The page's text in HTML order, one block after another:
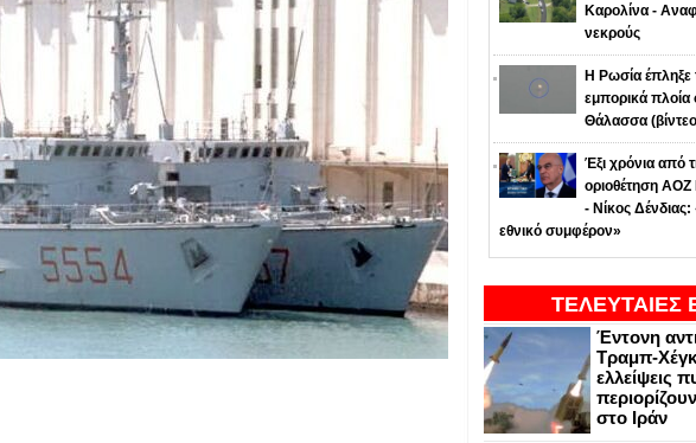
Καρολίνα -
νεκρούς
Η Ρωσία έπληξε
εμπορικά
Θάλασσα
Έξι χρόνια από
οριοθέτηση
- Νίκος
εθνικό συμφέρον»
ΤΕΛΕΥΤΑΙΕΣ
Έντονη
Τραμπ-
ελλείψεις
στο Ιράν